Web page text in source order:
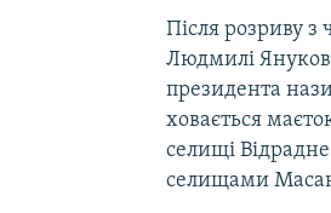
Після розриву з
Людмилі
президента
ховається
селищі
селищами